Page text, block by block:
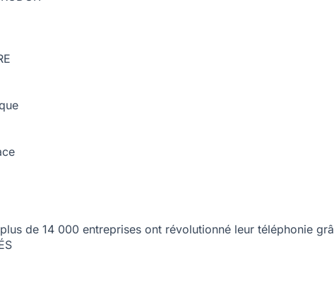
de 14 000 entreprises ont révolutionné leur téléphonie